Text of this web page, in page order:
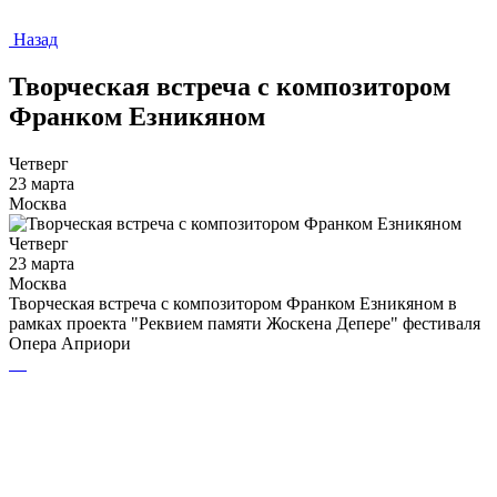
Назад
Творческая встреча с композитором
Франком Езникяном
Четверг
23 марта
Москва
Четверг
23 марта
Москва
Творческая встреча с композитором Франком Езникяном в
рамках проекта "Реквием памяти Жоскена Депере" фестиваля
Опера Априори